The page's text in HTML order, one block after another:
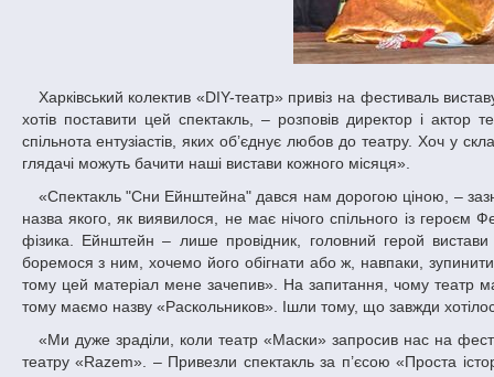
Харківський колектив «DIY-театр» привіз на фестиваль виставу «Яма» за однойменною повістю Олександра Купріна. «Наш режисер давно
хотів поставити цей спектакль, – розповів директор і
спільнота ентузіастів, яких об’єднує любов до театру. Хоч у
глядачі можуть бачити наші вистави кожного місяця».
«Спектакль "Сни Ейнштейна" дався нам дорогою ціною, – зазначила Олеся Савченко, режисер і акторка київського театру «Раскольников»,
назва якого, як виявилося, не має нічого спільного із
фізика. Ейнштейн – лише провідник, головний герой
боремося з ним, хочемо його обігнати або ж, навпаки,
тому цей матеріал мене зачепив». На запитання, чому театр
тому маємо назву «Раскольников». Ішли тому, що завжди
«Ми дуже зраділи, коли театр «Маски» запросив нас на фестиваль в Україну, – розповіла Анна Щербань, помічник режисера краківського
театру «Razem». – Привезли спектакль за п’єсою «Проста